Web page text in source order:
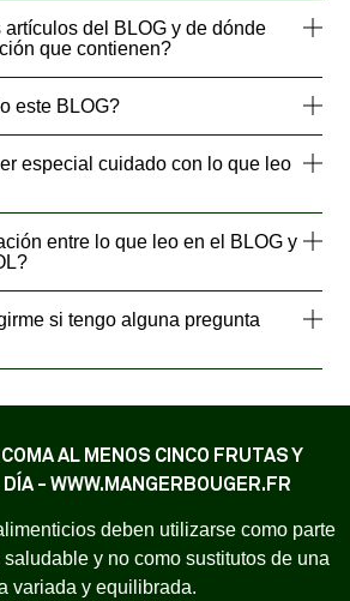
del BLOG y de dónde
que contienen?
este BLOG?
especial cuidado con lo que leo
entre lo que leo en el BLOG y
si tengo alguna pregunta
AL MENOS CINCO FRUTAS Y
- WWW.MANGERBOUGER.FR
deben utilizarse como parte
y no como sustitutos de una
variada y equilibrada.